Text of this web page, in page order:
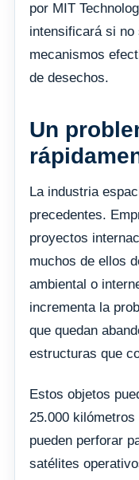
por MIT
intensificará si
mecanismos
de desechos.
Un
La industria
precedentes.
proyectos
muchos de ellos
ambiental o
incrementa la
que quedan
estructuras que
Estos objetos
25.000
pueden perforar
satélites